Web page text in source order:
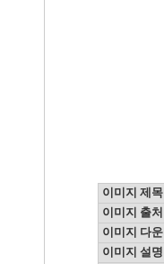
이미지 제목
이미지 출처
이미지 다운
이미지 설명